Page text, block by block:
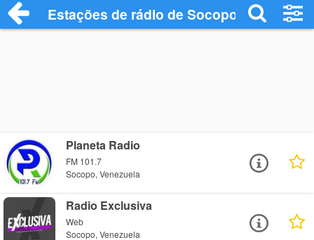
Estações de rádio de Socopo - Ouça
Planeta Radio
FM 101.7
Socopo, Venezuela
Radio Exclusiva
Web
Socopo, Venezuela